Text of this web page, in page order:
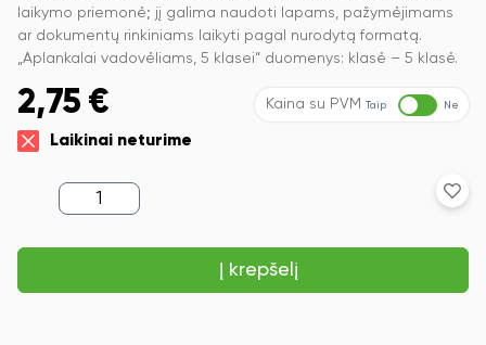
laikymo priemonė; jį galima naudoti lapams, pažymėjimams
ar dokumentų rinkiniams laikyti pagal nurodytą formatą.
„Aplankalai vadovėliams, 5 klasei“ duomenys: klasė – 5 klasė.
2,75 € Kaina su PVM Taip Ne
Laikinai neturime
produkto
kiekis:
vadovėliams,
klasei
Į krepšelį